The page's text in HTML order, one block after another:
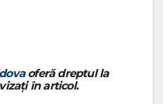
oferă dreptul la
în articol.